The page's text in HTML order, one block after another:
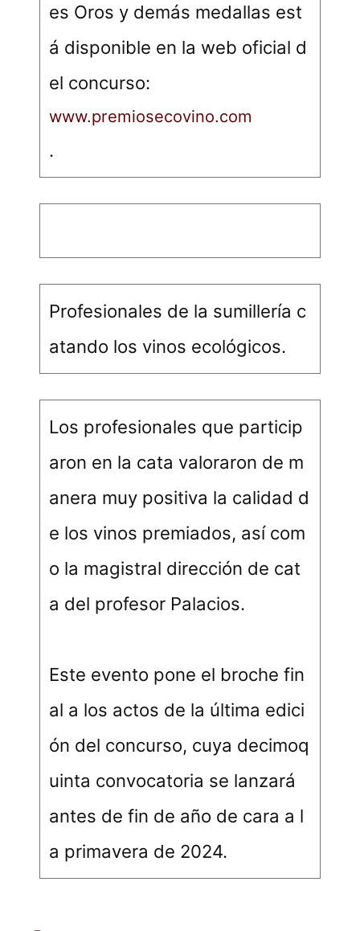
es Oros y demás medallas est
á disponible en la web oficial d
el concurso:
www.premiosecovino.com
.
Profesionales de la sumillería c
atando los vinos ecológicos.
Los profesionales que particip
aron en la cata valoraron de m
anera muy positiva la calidad d
e los vinos premiados, así com
o la magistral dirección de cat
a del profesor Palacios.
Este evento pone el broche fin
al a los actos de la última edici
ón del concurso, cuya decimoq
uinta convocatoria se lanzará
antes de fin de año de cara a l
a primavera de 2024.